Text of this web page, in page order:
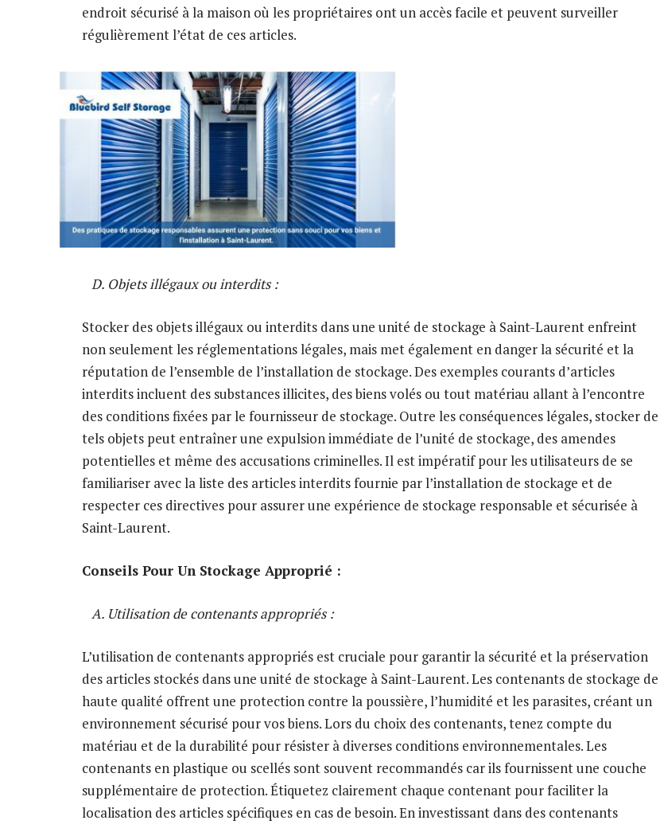
endroit sécurisé à la maison où les propriétaires ont un accès facile et peuvent surveiller
régulièrement l’état de ces articles.
D. Objets illégaux ou interdits :
Stocker des objets illégaux ou interdits dans une unité de stockage à Saint-Laurent enfreint
non seulement les réglementations légales, mais met également en danger la sécurité et la
réputation de l’ensemble de l’installation de stockage. Des exemples courants d’articles
interdits incluent des substances illicites, des biens volés ou tout matériau allant à l’encontre
des conditions fixées par le fournisseur de stockage. Outre les conséquences légales, stocker de
tels objets peut entraîner une expulsion immédiate de l’unité de stockage, des amendes
potentielles et même des accusations criminelles. Il est impératif pour les utilisateurs de se
familiariser avec la liste des articles interdits fournie par l’installation de stockage et de
respecter ces directives pour assurer une expérience de stockage responsable et sécurisée à
Saint-Laurent.
Conseils Pour Un Stockage Approprié :
A. Utilisation de contenants appropriés :
L’utilisation de contenants appropriés est cruciale pour garantir la sécurité et la préservation
des articles stockés dans une unité de stockage à Saint-Laurent. Les contenants de stockage de
haute qualité offrent une protection contre la poussière, l’humidité et les parasites, créant un
environnement sécurisé pour vos biens. Lors du choix des contenants, tenez compte du
matériau et de la durabilité pour résister à diverses conditions environnementales. Les
contenants en plastique ou scellés sont souvent recommandés car ils fournissent une couche
supplémentaire de protection. Étiquetez clairement chaque contenant pour faciliter la
localisation des articles spécifiques en cas de besoin. En investissant dans des contenants